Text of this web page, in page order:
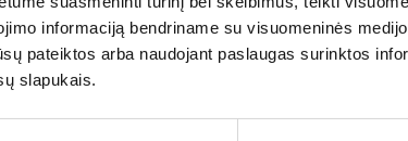
informaciją bendriname su visuomeninės
pateiktos arba naudojant paslaugas surinktos
slapukais.